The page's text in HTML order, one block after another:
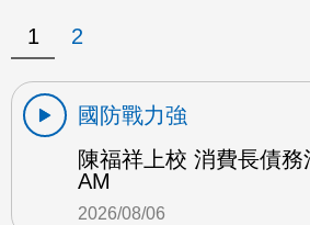
1 2
國防戰力強
陳福祥上校 消費長債務
AM
2026/08/06